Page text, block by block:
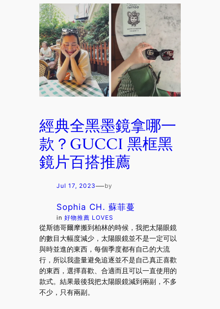
經典全黑墨鏡拿哪一
款？GUCCI 黑框黑
鏡片百搭推薦
Jul 17, 2023—by
Sophia CH. 蘇菲蔓
in好物推薦 LOVES
從斯德哥爾摩搬到柏林的時候，我把太陽眼鏡
的數目大幅度減少，太陽眼鏡並不是一定可以
與時並進的東西，每個季度都有自己的大流
行，所以我盡量避免追逐並不是自己真正喜歡
的東西，選擇喜歡、合適而且可以一直使用的
款式。結果最後我把太陽眼鏡減到兩副，不多
不少，只有兩副。